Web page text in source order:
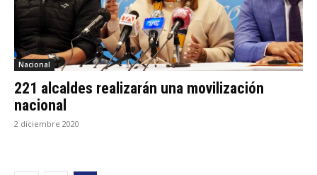
Nacional
221 alcaldes realizarán una movilización
nacional
2 diciembre 2020